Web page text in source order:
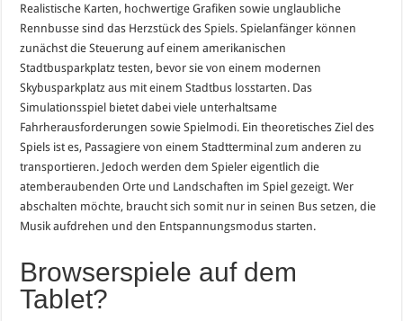
Realistische Karten, hochwertige Grafiken sowie unglaubliche
Rennbusse sind das Herzstück des Spiels. Spielanfänger können
zunächst die Steuerung auf einem amerikanischen
Stadtbusparkplatz testen, bevor sie von einem modernen
Skybusparkplatz aus mit einem Stadtbus losstarten. Das
Simulationsspiel bietet dabei viele unterhaltsame
Fahrherausforderungen sowie Spielmodi. Ein theoretisches Ziel des
Spiels ist es, Passagiere von einem Stadtterminal zum anderen zu
transportieren. Jedoch werden dem Spieler eigentlich die
atemberaubenden Orte und Landschaften im Spiel gezeigt. Wer
abschalten möchte, braucht sich somit nur in seinen Bus setzen, die
Musik aufdrehen und den Entspannungsmodus starten.
Browserspiele auf dem
Tablet?